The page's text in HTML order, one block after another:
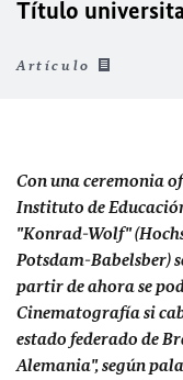
Título
Artículo
Con una ceremonia
Instituto de
"Konrad-Wolf"
Potsdam-Babelsber)
partir de ahora se
Cinematografía si
estado federado de
Alemania", según